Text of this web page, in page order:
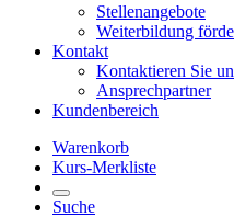
Stellenangebote
Weiterbildung
Kontakt
Kontaktieren Sie
Ansprechpartner
Kundenbereich
Warenkorb
Kurs-Merkliste
Suche